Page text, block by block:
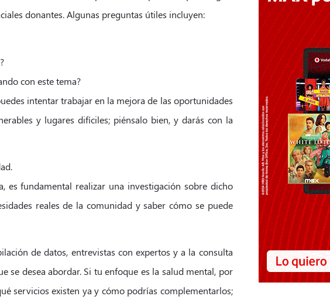
donantes. Algunas preguntas útiles incluyen:
con este tema?
intentar trabajar en la mejora de las oportunidades
y lugares difíciles; piénsalo bien, y darás con la
es fundamental realizar una investigación sobre dicho
reales de la comunidad y saber cómo se puede
de datos, entrevistas con expertos y a la consulta
se desea abordar. Si tu enfoque es la salud mental, por
servicios existen ya y cómo podrías complementarlos;